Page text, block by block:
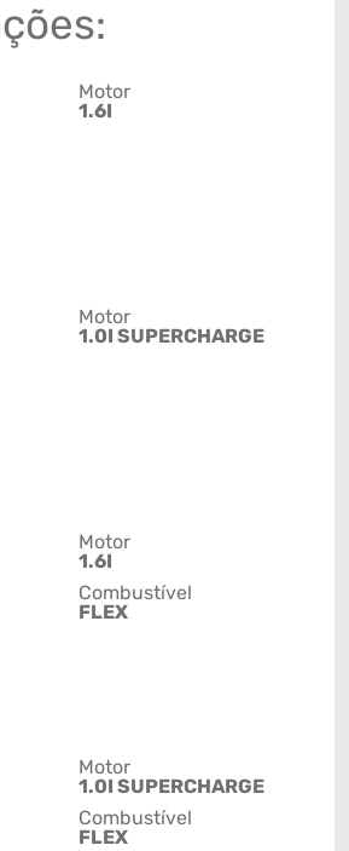
Motor
1.6I
Motor
1.0I SUPERCHARGE
Motor
1.6I
Combustível
FLEX
Motor
1.0I SUPERCHARGE
Combustível
FLEX